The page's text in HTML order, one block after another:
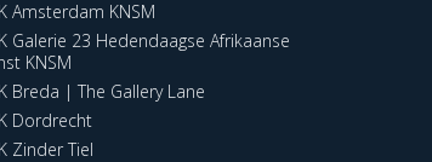
Amsterdam KNSM
Galerie 23 Hedendaagse Afrikaanse
KNSM
Breda | The Gallery Lane
Dordrecht
Zinder Tiel